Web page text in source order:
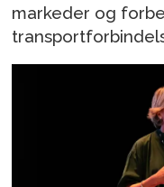
markeder og